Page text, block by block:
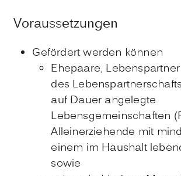
Voraussetzungen
Gefördert werden können
Ehepaare,
des
auf Dauer angelegte
Lebensgemeinschaften
Alleinerziehende mit
einem im Haushalt
sowie